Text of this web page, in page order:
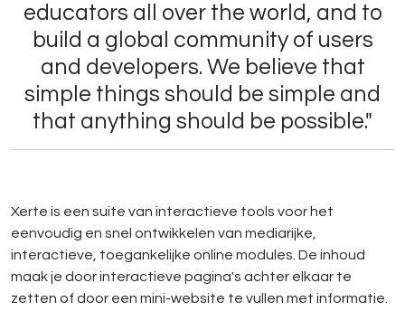
educators all over the world, and to
build a global community of users
and developers. We believe that
simple things should be simple and
that anything should be possible."
Xerte is een suite van interactieve tools voor het
eenvoudig en snel ontwikkelen van mediarijke,
interactieve, toegankelijke online modules. De inhoud
maak je door interactieve pagina's achter elkaar te
zetten of door een mini-website te vullen met informatie.